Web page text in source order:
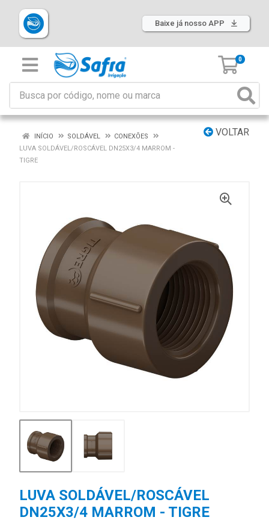
Baixe já nosso APP
0
VOLTAR
INÍCIO SOLDÁVEL
CONEXÕES
LUVA SOLDÁVEL/ROSCÁVEL DN25X3/4 MARROM -
TIGRE
LUVA SOLDÁVEL/ROSCÁVEL
DN25X3/4 MARROM - TIGRE